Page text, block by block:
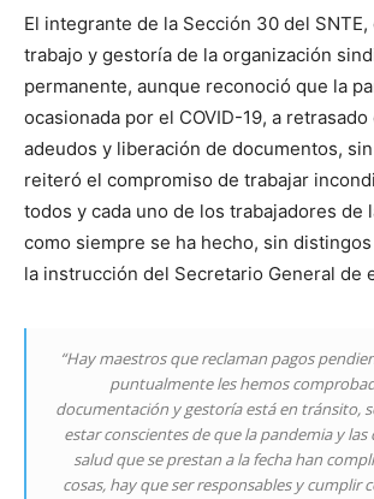
El integrante de la Sección 30 del
trabajo y gestoría de la organización
permanente, aunque reconoció que la
ocasionada por el COVID-19, a retrasado
adeudos y liberación de documentos,
reiteró el compromiso de trabajar
todos y cada uno de los trabajadores de
como siempre se ha hecho, sin
la instrucción del Secretario General de
“Hay maestros que reclaman pagos
puntualmente les hemos
documentación y gestoría está en tránsito,
estar conscientes de que la pandemia y las
salud que se prestan a la fecha han
cosas, hay que ser responsables y cumplir